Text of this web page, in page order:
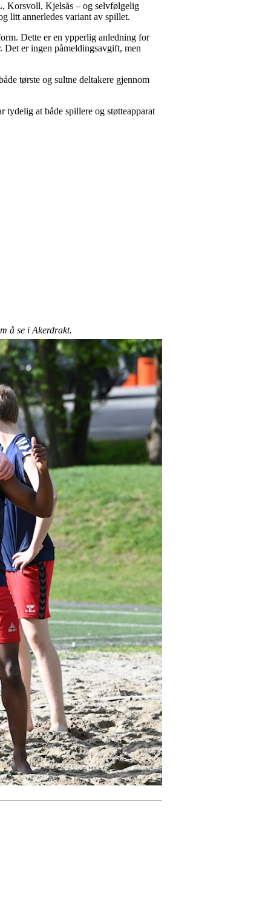
Korsvoll, Kjelsås – og selvfølgelig
litt annerledes variant av spillet.
Dette er en ypperlig anledning for
Det er ingen påmeldingsavgift, men
tørste og sultne deltakere gjennom
tydelig at både spillere og støtteapparat
å se i Akerdrakt.